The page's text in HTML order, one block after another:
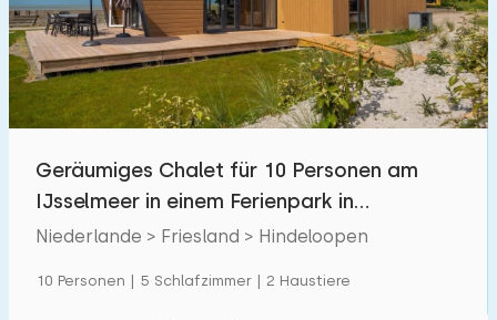
Schwimmbad 0
Eingezäunter Garten 2
Haustierfrei 10
Ladestation Auto
Geräumiges Chalet für 10 Personen am
IJsselmeer in einem Ferienpark in
Hindeloopen
Niederlande > Friesland > Hindeloopen
10 Personen | 5 Schlafzimmer | 2 Haustiere